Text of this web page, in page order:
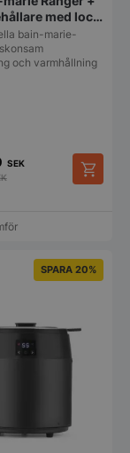
med lock,
220-
mm
bain-marie-
och varmhållning
SEK
SPARA 20%